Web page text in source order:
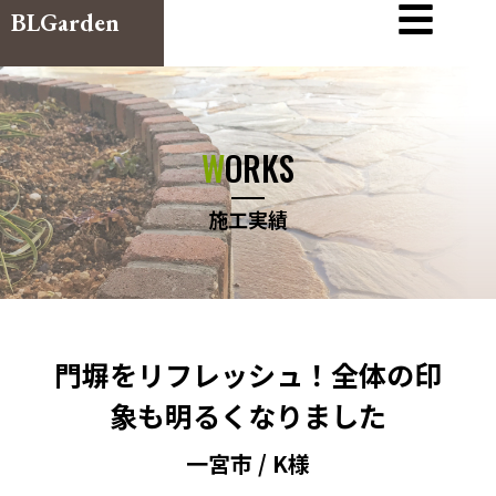
BLGarden
WORKS
施工実績
門塀をリフレッシュ！全体の印
象も明るくなりました
一宮市 / K様